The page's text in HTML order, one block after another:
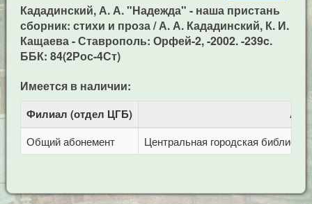
Кададинский, А. А. "Надежда" - наша пристань
сборник: стихи и проза / А. А. Кададинский, К. И.
Кащаева - Ставрополь: Орфей-2, -2002. -239c.
ББК: 84(2Рос-4Ст)
Имеется в наличии:
Филиал (отдел ЦГБ)
Общий абонемент Центральная городская